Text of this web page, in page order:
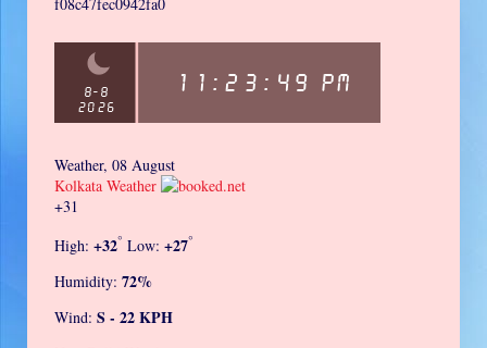
Weather, 08 August
Kolkata Weather
+31
High: +32° Low: +27°
Humidity: 72%
Wind: S - 22 KPH